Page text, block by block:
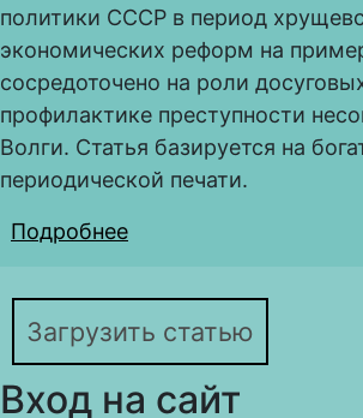
политики СССР в период
экономических реформ на
сосредоточено на роли
профилактике преступности
Волги. Статья базируется на
периодической печати.
Подробнее
Загрузить статью
Вход на сайт